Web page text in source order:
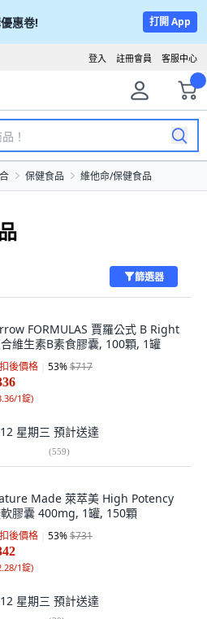
惠卷! 打開 App
客服中心
註冊會員
登入
保健食品 維他命/保健食品
篩選器
FORMULAS 賈羅公式 B Right
維生素B素食膠囊, 100顆, 1罐
後價格 53%$717
1錠)
星期三 預計送達
(559)
Made 萊萃美 High Potency
膠囊 400mg, 1罐, 150顆
後價格 53%$731
1錠)
星期三 預計送達